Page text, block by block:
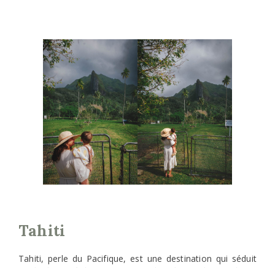
Tahiti
Tahiti, perle du Pacifique, est une destination qui séduit